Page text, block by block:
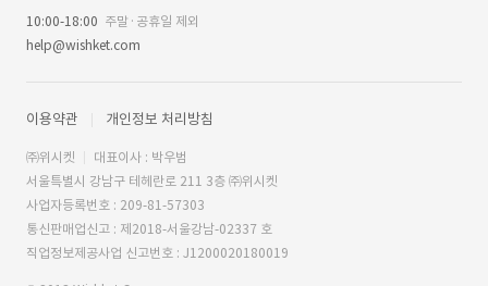
10:00-18:00 주말·공휴일 제외
help@wishket.com
이용약관 개인정보 처리방침
㈜위시켓
대표이사 : 박우범
서울특별시 강남구 테헤란로 211 3층 ㈜위시켓
사업자등록번호 : 209-81-57303
통신판매업신고 : 제2018-서울강남-02337 호
직업정보제공사업 신고번호 : J1200020180019